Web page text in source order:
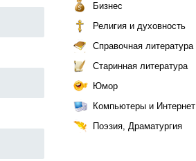
Бизнес
Религия и духовность
Справочная литература
Старинная литература
Юмор
Компьютеры и Интернет
Поэзия, Драматургия